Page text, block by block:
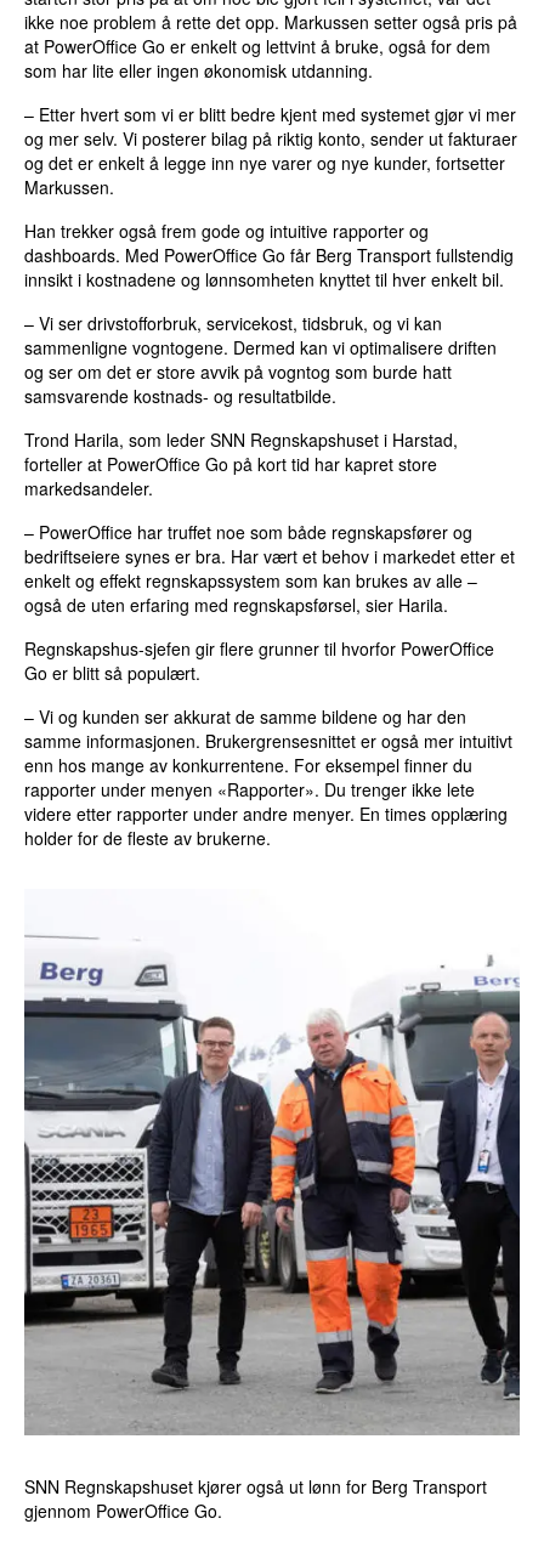
ikke noe problem å rette det opp. Markussen setter også pris på
at PowerOffice Go er enkelt og lettvint å bruke, også for dem
som har lite eller ingen økonomisk utdanning.
– Etter hvert som vi er blitt bedre kjent med systemet gjør vi mer
og mer selv. Vi posterer bilag på riktig konto, sender ut fakturaer
og det er enkelt å legge inn nye varer og nye kunder, fortsetter
Markussen.
Han trekker også frem gode og intuitive rapporter og
dashboards. Med PowerOffice Go får Berg Transport fullstendig
innsikt i kostnadene og lønnsomheten knyttet til hver enkelt bil.
– Vi ser drivstofforbruk, servicekost, tidsbruk, og vi kan
sammenligne vogntogene. Dermed kan vi optimalisere driften
og ser om det er store avvik på vogntog som burde hatt
samsvarende kostnads- og resultatbilde.
Trond Harila, som leder SNN Regnskapshuset i Harstad,
forteller at PowerOffice Go på kort tid har kapret store
markedsandeler.
– PowerOffice har truffet noe som både regnskapsfører og
bedriftseiere synes er bra. Har vært et behov i markedet etter et
enkelt og effekt regnskapssystem som kan brukes av alle –
også de uten erfaring med regnskapsførsel, sier Harila.
Regnskapshus-sjefen gir flere grunner til hvorfor PowerOffice
Go er blitt så populært.
– Vi og kunden ser akkurat de samme bildene og har den
samme informasjonen. Brukergrensesnittet er også mer intuitivt
enn hos mange av konkurrentene. For eksempel finner du
rapporter under menyen «Rapporter». Du trenger ikke lete
videre etter rapporter under andre menyer. En times opplæring
holder for de fleste av brukerne.
SNN Regnskapshuset kjører også ut lønn for Berg Transport
gjennom PowerOffice Go.